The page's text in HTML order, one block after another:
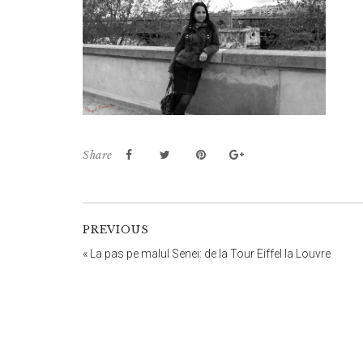
Share
PREVIOUS
« La pas pe malul Senei: de la Tour Eiffel la Louvre